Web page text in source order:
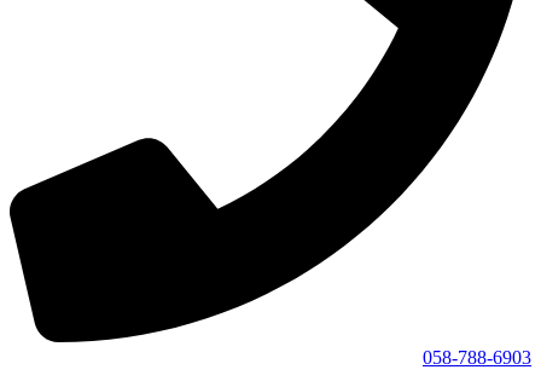
058-788-6903